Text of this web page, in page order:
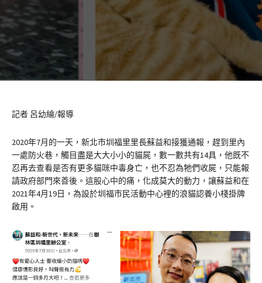
記者 呂幼綸/報導
2020年7月的一天，新北市圳福里里長蘇益和接獲通報，趕到里內
一處防火巷，觸目盡是大大小小的貓屍，數一數共有14具，他既不
忍再去查看是否有更多貓咪中毒身亡，也不忍為牠們收屍，只能報
請政府部門來善後。這股心中的痛，化成莫大的動力，讓蘇益和在
2021年4月19日，為設於圳福市民活動中心裡的浪貓認養小棧掛牌
啟用。